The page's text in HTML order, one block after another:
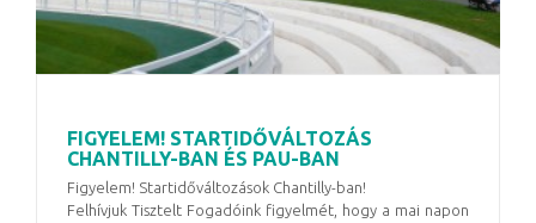
FIGYELEM! STARTIDŐVÁLTOZÁS
CHANTILLY-BAN ÉS PAU-BAN
Figyelem! Startidőváltozások Chantilly-ban!
Felhívjuk Tisztelt Fogadóink figyelmét, hogy a mai napon